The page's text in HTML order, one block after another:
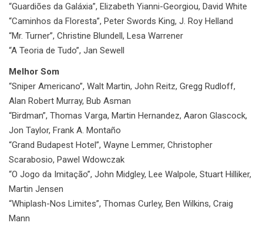
“Guardiões da Galáxia”, Elizabeth Yianni-Georgiou, David White
“Caminhos da Floresta”, Peter Swords King, J. Roy Helland
“Mr. Turner”, Christine Blundell, Lesa Warrener
“A Teoria de Tudo”, Jan Sewell
Melhor Som
“Sniper Americano”, Walt Martin, John Reitz, Gregg Rudloff,
Alan Robert Murray, Bub Asman
“Birdman”, Thomas Varga, Martin Hernandez, Aaron Glascock,
Jon Taylor, Frank A. Montaño
“Grand Budapest Hotel”, Wayne Lemmer, Christopher
Scarabosio, Pawel Wdowczak
“O Jogo da Imitação”, John Midgley, Lee Walpole, Stuart Hilliker,
Martin Jensen
“Whiplash-Nos Limites”, Thomas Curley, Ben Wilkins, Craig
Mann